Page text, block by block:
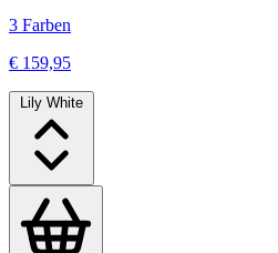
3 Farben
€ 159,95
Lily White